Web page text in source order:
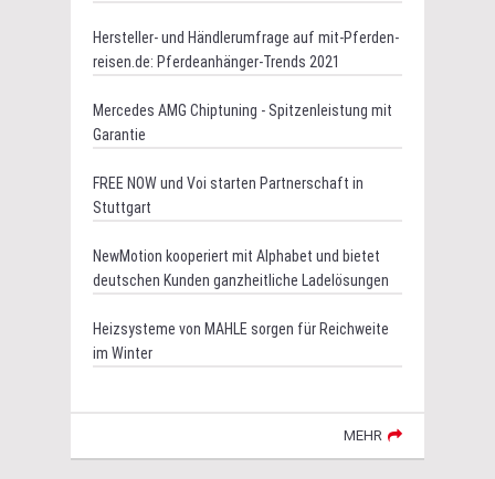
Hersteller- und Händlerumfrage auf mit-Pferden-
reisen.de: Pferdeanhänger-Trends 2021
Mercedes AMG Chiptuning - Spitzenleistung mit
Garantie
FREE NOW und Voi starten Partnerschaft in
Stuttgart
NewMotion kooperiert mit Alphabet und bietet
deutschen Kunden ganzheitliche Ladelösungen
Heizsysteme von MAHLE sorgen für Reichweite
im Winter
MEHR